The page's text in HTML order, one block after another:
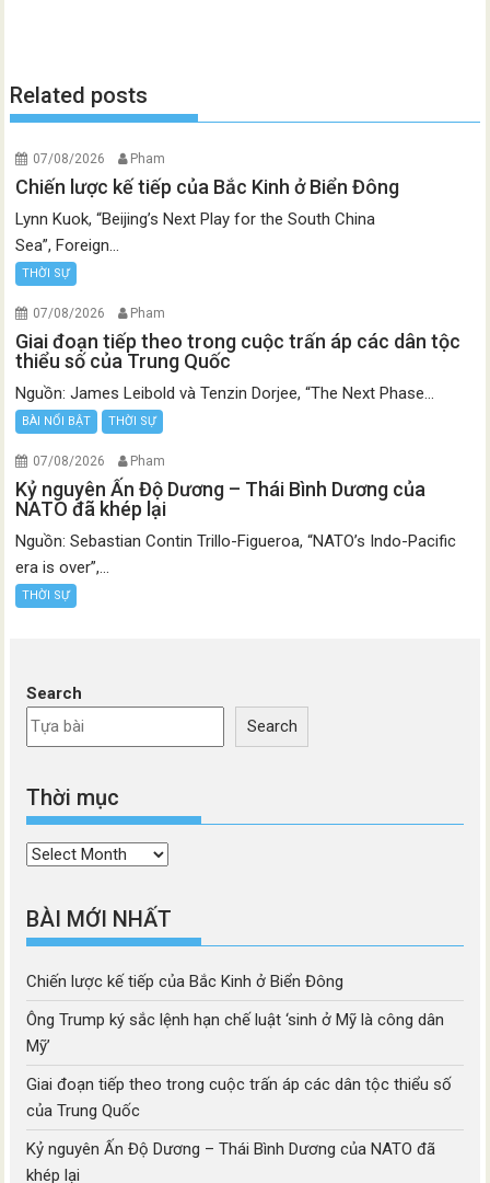
Related posts
07/08/2026 Pham
Chiến lược kế tiếp của Bắc Kinh ở Biển Đông
Lynn Kuok, “Beijing’s Next Play for the South China
Sea”, Foreign...
THỜI SỰ
07/08/2026 Pham
Giai đoạn tiếp theo trong cuộc trấn áp các dân tộc
thiểu số của Trung Quốc
Nguồn: James Leibold và Tenzin Dorjee, “The Next Phase...
BÀI NỔI BẬT THỜI SỰ
07/08/2026 Pham
Kỷ nguyên Ấn Độ Dương – Thái Bình Dương của
NATO đã khép lại
Nguồn: Sebastian Contin Trillo-Figueroa, “NATO’s Indo-Pacific
era is over”,...
THỜI SỰ
Search
Search
Thời mục
Thời
BÀI MỚI NHẤT
Chiến lược kế tiếp của Bắc Kinh ở Biển Đông
Ông Trump ký sắc lệnh hạn chế luật ‘sinh ở Mỹ là công dân
Mỹ’
Giai đoạn tiếp theo trong cuộc trấn áp các dân tộc thiểu số
của Trung Quốc
Kỷ nguyên Ấn Độ Dương – Thái Bình Dương của NATO đã
khép lại